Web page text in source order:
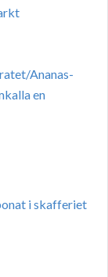
Ananas-
en
i skafferiet